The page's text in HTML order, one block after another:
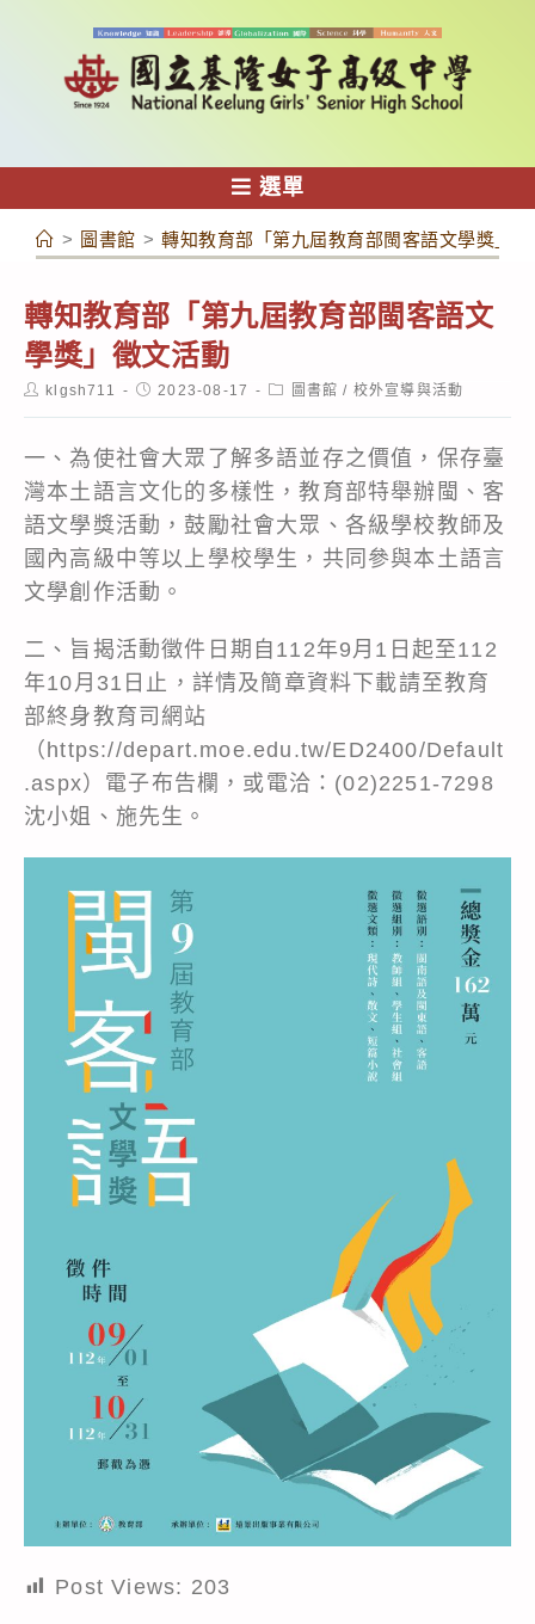
容
選單
> 圖書館 > 轉知教育部「第九屆教育部閩客語文學獎」
轉知教育部「第九屆教育部閩客語文
學獎」徵文活動
Postklgsh711
Post2023-08-17
Post圖書館 / 校外宣導與活動
一、為使社會大眾了解多語並存之價值，保存臺
灣本土語言文化的多樣性，教育部特舉辦閩、客
語文學獎活動，鼓勵社會大眾、各級學校教師及
國內高級中等以上學校學生，共同參與本土語言
文學創作活動。
二、旨揭活動徵件日期自112年9月1日起至112
年10月31日止，詳情及簡章資料下載請至教育
部終身教育司網站
（https://depart.moe.edu.tw/ED2400/Default
.aspx）電子布告欄，或電洽：(02)2251-7298
沈小姐、施先生。
Post Views: 203